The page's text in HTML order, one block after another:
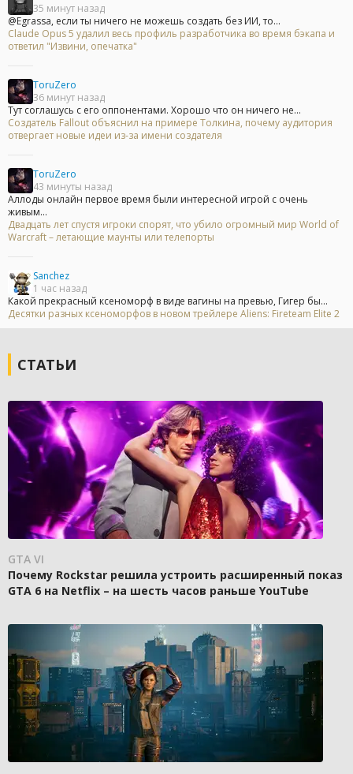
35 минут назад
@Egrassa, если ты ничего не можешь создать без ИИ, то...
Claude Opus 5 удалил весь профиль разработчика во время бэкапа и
ответил "Извини, опечатка"
ToruZero
36 минут назад
Тут соглашусь с его оппонентами. Хорошо что он ничего не...
Создатель Fallout объяснил на примере Толкина, почему аудитория
отвергает новые идеи из-за имени создателя
ToruZero
43 минуты назад
Аллоды онлайн первое время были интересной игрой с очень
живым...
Двадцать лет спустя игроки спорят, что убило огромный мир World of
Warcraft – летающие маунты или телепорты
Sanchez
1 час назад
Какой прекрасный ксеноморф в виде вагины на превью, Гигер бы...
Десятки разных ксеноморфов в новом трейлере Aliens: Fireteam Elite 2
СТАТЬИ
GTA VI
Почему Rockstar решила устроить расширенный показ
GTA 6 на Netflix – на шесть часов раньше YouTube